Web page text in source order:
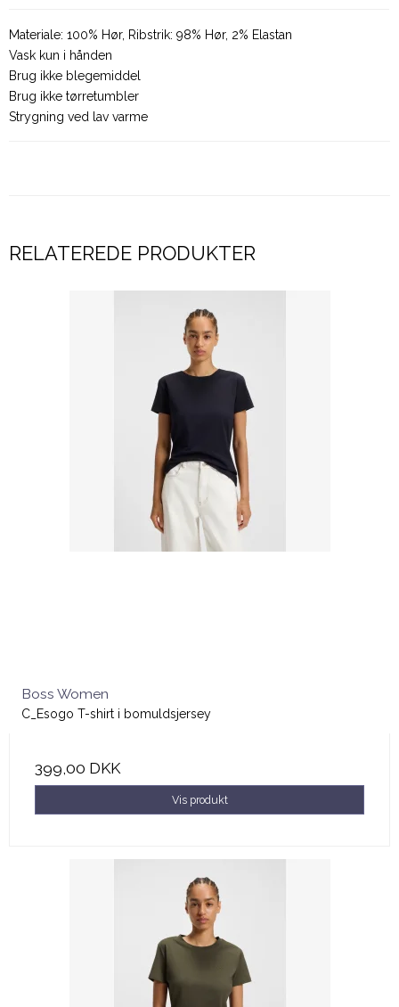
Materiale: 100% Hør, Ribstrik: 98% Hør, 2% Elastan
Vask kun i hånden
Brug ikke blegemiddel
Brug ikke tørretumbler
Strygning ved lav varme
RELATEREDE PRODUKTER
Boss Women
C_Esogo T-shirt i bomuldsjersey
399,00 DKK
Vis produkt